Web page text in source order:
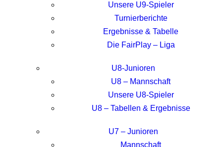
Unsere U9-Spieler
Turnierberichte
Ergebnisse & Tabelle
Die FairPlay – Liga
U8-Junioren
U8 – Mannschaft
Unsere U8-Spieler
U8 – Tabellen & Ergebnisse
U7 – Junioren
Mannschaft